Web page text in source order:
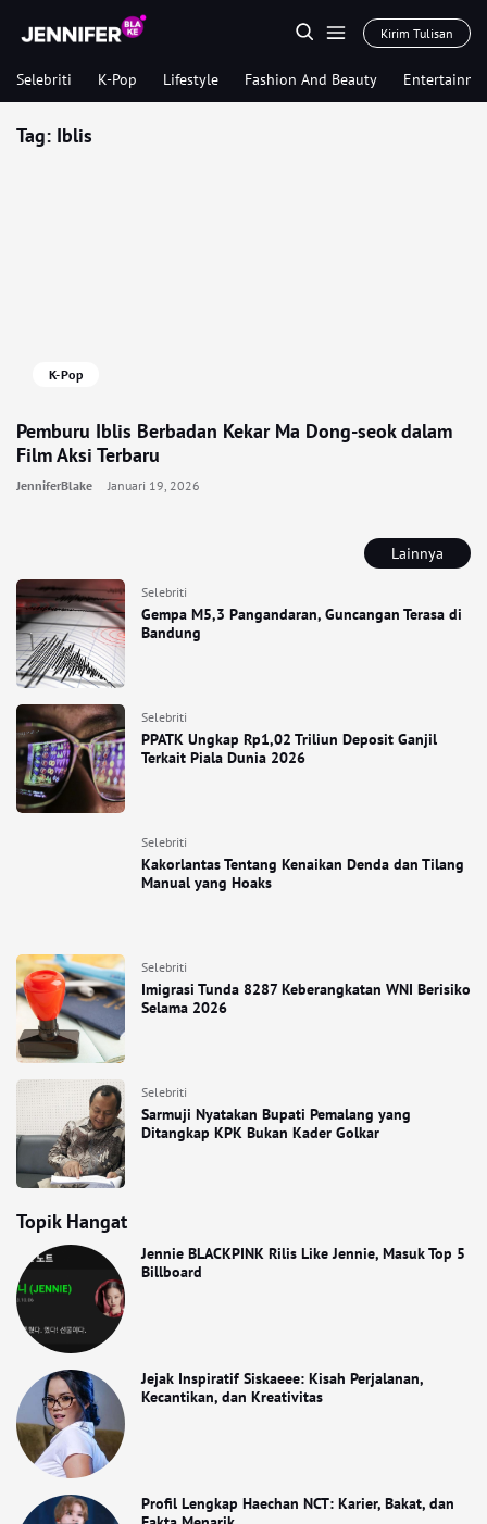
Kirim Tulisan
Selebriti K-Pop Lifestyle Fashion And Beauty
Lainnya
Selebriti
Gempa M5,3 Pangandaran, Guncangan Terasa di
Bandung
Selebriti
PPATK Ungkap Rp1,02 Triliun Deposit Ganjil
Terkait Piala Dunia 2026
Selebriti
Kakorlantas Tentang Kenaikan Denda dan Tilang
Manual yang Hoaks
Selebriti
Imigrasi Tunda 8287 Keberangkatan WNI Berisiko
Selama 2026
Selebriti
Sarmuji Nyatakan Bupati Pemalang yang
Ditangkap KPK Bukan Kader Golkar
Topik Hangat
Jennie BLACKPINK Rilis Like Jennie, Masuk Top 5
Billboard
Jejak Inspiratif Siskaeee: Kisah Perjalanan,
Kecantikan, dan Kreativitas
Profil Lengkap Haechan NCT: Karier, Bakat, dan
Tag: Iblis
K-Pop
Pemburu Iblis Berbadan Kekar Ma Dong-seok dalam
Film Aksi Terbaru
JenniferBlake Januari 19, 2026